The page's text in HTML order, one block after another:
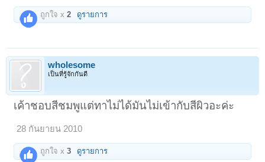
ถูกใจ x2 ดูรายการ
wholesome
เป็นที่รู้จักกันดี
เค้าชอบสีชมพูแต่ทาไม่ได้มันไม่เข้ากับสีผิวอะค่ะ
28 กันยายน 2010
ถูกใจ x3 ดูรายการ